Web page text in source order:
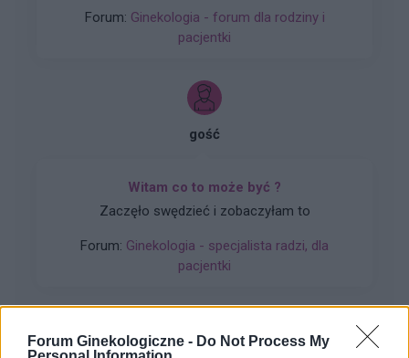
Forum Ginekologiczne - Do Not Process My
Zaczęłam znowu przyjmować tabletki mimo iż
jestem 2 tygodnie po okresie ,dziś wezmę 5
pierwszą tabletkę ?
Forum: Ginekologia - forum dla rodziny i
pacjentki
gość
Witam co to może być ?
Zaczęło swędzieć i zobaczyłam to
Forum: Ginekologia - specjalista radzi, dla
pacjentki